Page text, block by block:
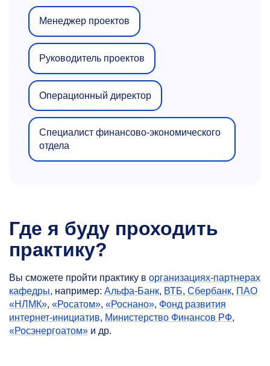
Менеджер проектов
Руководитель проектов
Операционный директор
Специалист финансово-экономического
отдела
Где я буду проходить
практику?
Вы сможете пройти практику в организациях-партнерах
кафедры, например: Альфа-Банк, ВТБ, Сбербанк, ПАО
«НЛМК», «Росатом», «Роснано», Фонд развития
интернет-инициатив, Министерство Финансов РФ,
«Росэнергоатом» и др.